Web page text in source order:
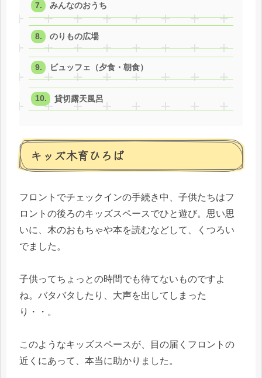
みんなのおうち
のりもの広場
ビュッフェ（夕食・朝食）
貸切露天風呂
キッズ木育ひろば
フロントでチェックインの手続き中、子供たちはフ
ロントの後ろのキッズスペースでひと遊び。思い思
いに、木のおもちゃや本を読むなどして、くつろい
でました。
子供ってちょっとの時間でも待てないものですよ
ね。バタバタしたり、大声を出してしまった
り・・。
このようなキッズスペースが、目の届くフロントの
近くにあって、本当に助かりました。